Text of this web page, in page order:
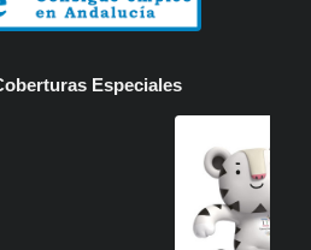
Especiales